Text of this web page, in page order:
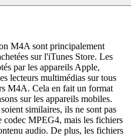
M4A sont principalement
sur l'iTunes Store. Les
par les appareils Apple,
lecteurs multimédias sur tous
M4A. Cela en fait un format
sur les appareils mobiles.
similaires, ils ne sont pas
codec MPEG4, mais les fichiers
audio. De plus, les fichiers